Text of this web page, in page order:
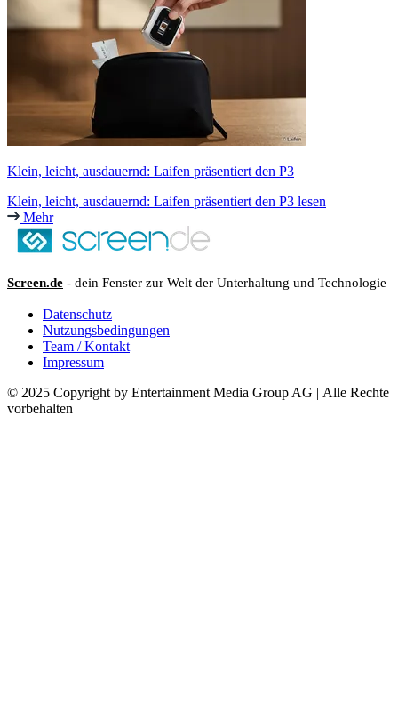
Klein, leicht, ausdauernd: Laifen präsentiert den P3
Klein, leicht, ausdauernd: Laifen präsentiert den P3 lesen
Mehr
Screen.de - dein Fenster zur Welt der Unterhaltung und Technologie
Datenschutz
Nutzungsbedingungen
Team / Kontakt
Impressum
© 2025 Copyright by Entertainment Media Group AG | Alle Rechte
vorbehalten